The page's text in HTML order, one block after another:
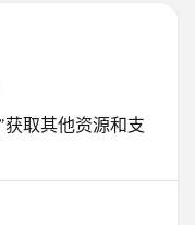
取其他资源和支